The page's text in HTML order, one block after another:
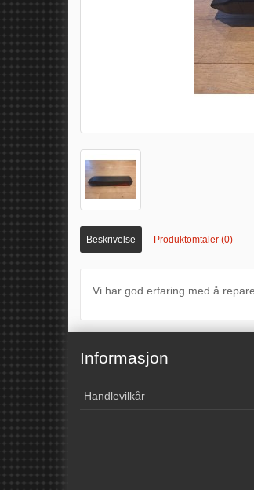
Beskrivelse Produktomtaler (0)
Vi har god erfaring med å
Informasjon
Handlevilkår